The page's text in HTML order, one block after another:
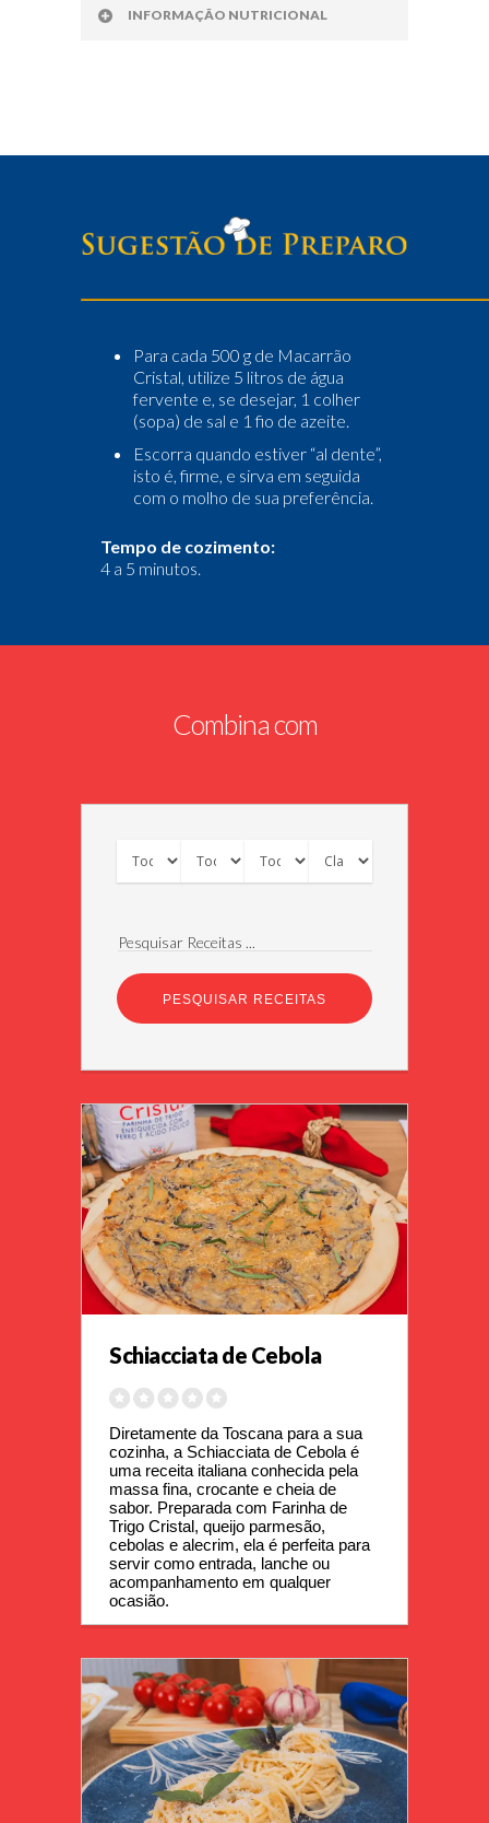
INFORMAÇÃO NUTRICIONAL
Para cada 500 g de Macarrão
Cristal, utilize 5 litros de água
fervente e, se desejar, 1 colher
(sopa) de sal e 1 fio de azeite.
Escorra quando estiver “al dente”,
isto é, firme, e sirva em seguida
com o molho de sua preferência.
Tempo de cozimento:
4 a 5 minutos.
Combina com
Pesquisar Receitas ...
Schiacciata de Cebola
Diretamente da Toscana para a sua
cozinha, a Schiacciata de Cebola é
uma receita italiana conhecida pela
massa fina, crocante e cheia de
sabor. Preparada com Farinha de
Trigo Cristal, queijo parmesão,
cebolas e alecrim, ela é perfeita para
servir como entrada, lanche ou
acompanhamento em qualquer
ocasião.